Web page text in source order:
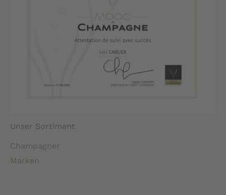
Unser Sortiment
Champagner
Marken